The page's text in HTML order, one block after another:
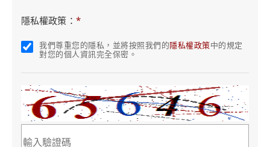
隱私權政策： *
我們尊重您的隱私，並將按照我們的隱私權政策中的規定
對您的個人資訊完全保密。